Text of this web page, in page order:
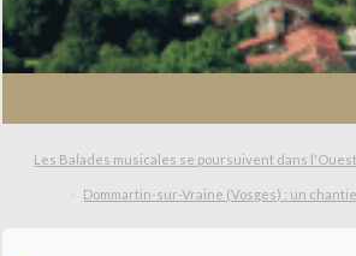
Les Balades musicales se poursuivent dans
Dommartin-sur-Vraine (Vosges) : un